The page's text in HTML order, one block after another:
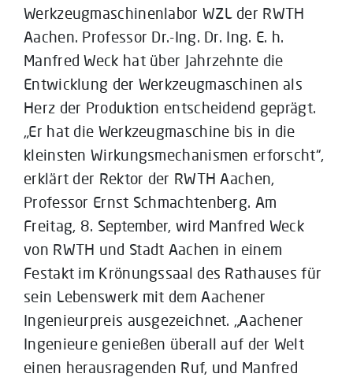
Werkzeugmaschinenlabor WZL der RWTH
Aachen. Professor Dr.-Ing. Dr. Ing. E. h.
Manfred Weck hat über Jahrzehnte die
Entwicklung der Werkzeugmaschinen als
Herz der Produktion entscheidend geprägt.
„Er hat die Werkzeugmaschine bis in die
kleinsten Wirkungsmechanismen erforscht“,
erklärt der Rektor der RWTH Aachen,
Professor Ernst Schmachtenberg. Am
Freitag, 8. September, wird Manfred Weck
von RWTH und Stadt Aachen in einem
Festakt im Krönungssaal des Rathauses für
sein Lebenswerk mit dem Aachener
Ingenieurpreis ausgezeichnet. „Aachener
Ingenieure genießen überall auf der Welt
einen herausragenden Ruf, und Manfred